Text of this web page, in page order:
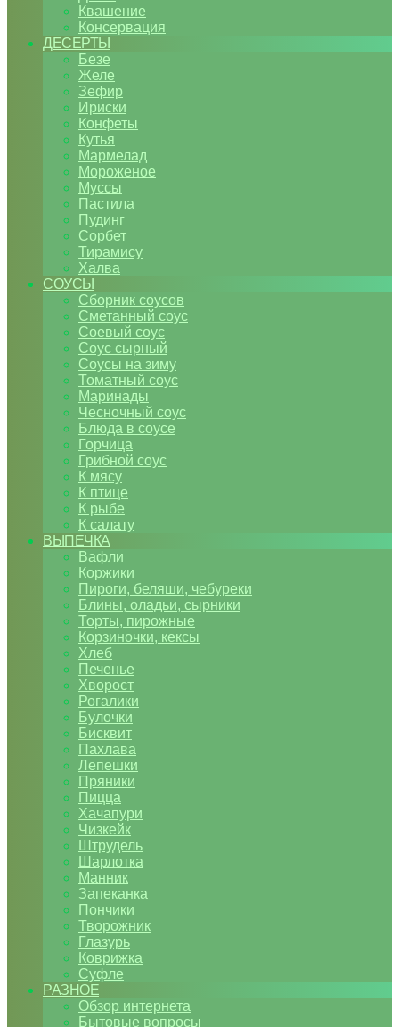
Квашение
Консервация
ДЕСЕРТЫ
Безе
Желе
Зефир
Ириски
Конфеты
Кутья
Мармелад
Мороженое
Муссы
Пастила
Пудинг
Сорбет
Тирамису
Халва
СОУСЫ
Сборник соусов
Сметанный соус
Соевый соус
Соус сырный
Соусы на зиму
Томатный соус
Маринады
Чесночный соус
Блюда в соусе
Горчица
Грибной соус
К мясу
К птице
К рыбе
К салату
ВЫПЕЧКА
Вафли
Коржики
Пироги, беляши, чебуреки
Блины, оладьи, сырники
Торты, пирожные
Корзиночки, кексы
Хлеб
Печенье
Хворост
Рогалики
Булочки
Бисквит
Пахлава
Лепешки
Пряники
Пицца
Хачапури
Чизкейк
Штрудель
Шарлотка
Манник
Запеканка
Пончики
Творожник
Глазурь
Коврижка
Суфле
РАЗНОЕ
Обзор интернета
Бытовые вопросы